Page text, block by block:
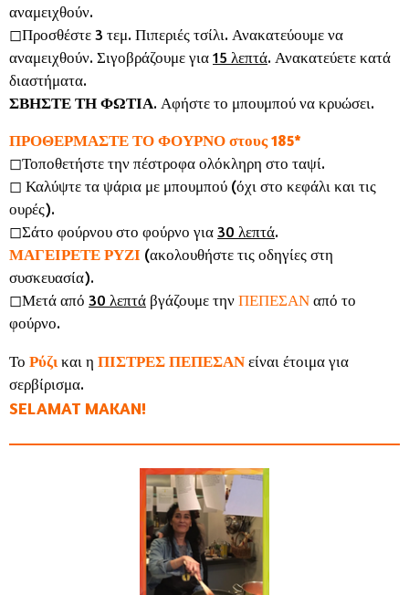
αναμειχθούν.
◻︎Προσθέστε 3 τεμ. Πιπεριές τσίλι. Ανακατεύουμε να
αναμειχθούν. Σιγοβράζουμε για 15 λεπτά. Ανακατεύετε κατά
διαστήματα.
ΣΒΗΣΤΕ ΤΗ ΦΩΤΙΑ. Αφήστε το μπουμπού να κρυώσει.
ΠΡΟΘΕΡΜΑΣΤΕ ΤΟ ΦΟΥΡΝΟ στους 185*
◻︎Τοποθετήστε την πέστροφα ολόκληρη στο ταψί.
◻︎ Καλύψτε τα ψάρια με μπουμπού (όχι στο κεφάλι και τις
ουρές).
◻︎Σάτο φούρνου στο φούρνο για 30 λεπτά.
ΜΑΓΕΙΡΕΤΕ ΡΥΖΙ (ακολουθήστε τις οδηγίες στη
συσκευασία).
◻︎Μετά από 30 λεπτά βγάζουμε την ΠΕΠΕΣΑΝ από το
φούρνο.
Το Ρύζι και η ΠΙΣΤΡΕΣ ΠΕΠΕΣΑΝ είναι έτοιμα για
σερβίρισμα.
SELAMAT MAKAN!